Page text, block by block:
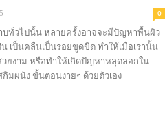
0
บทั่วไปนั้น หลายครั้งอาจจะมีปัญหาพื้นผิว
เป็นคลื่นเป็นรอยขูดขีด ทำให้เมื่อเรานั้น
ยงาม หรือทำให้เกิดปัญหาหลุดลอกใน
มผนัง ขั้นตอนง่ายๆ ด้วยตัวเอง